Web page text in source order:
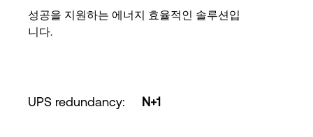
성공을 지원하는 에너지 효율적인 솔루션입
니다.
UPS redundancy: N+1